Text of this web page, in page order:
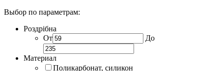
Выбор по параметрам:
Роздрібна
От
До
Материал
Поликарбонат, силикон